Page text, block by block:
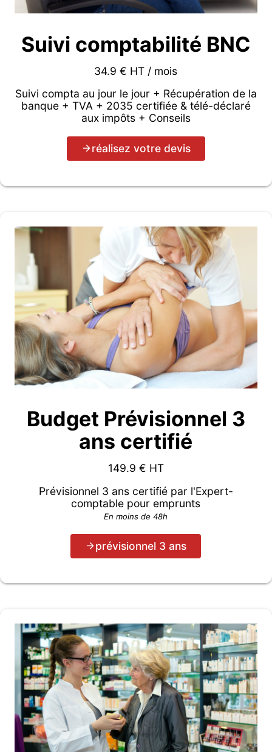
Suivi comptabilité BNC
34.9 € HT / mois
Suivi compta au jour le jour + Récupération de la
banque + TVA + 2035 certifiée & télé-déclaré
aux impôts + Conseils
réalisez votre devis
Budget Prévisionnel 3
ans certifié
149.9 € HT
Prévisionnel 3 ans certifié par l'Expert-
comptable pour emprunts
En moins de 48h
prévisionnel 3 ans